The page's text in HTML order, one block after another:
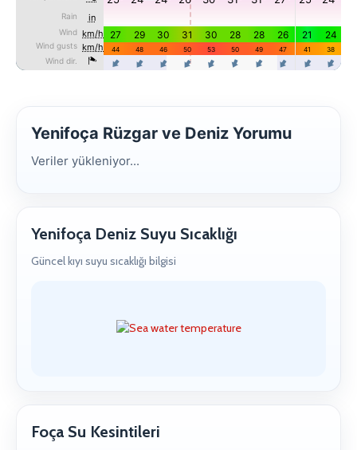
Yenifoça Rüzgar ve Deniz Yorumu
Veriler yükleniyor...
Yenifoça Deniz Suyu Sıcaklığı
Güncel kıyı suyu sıcaklığı bilgisi
Foça Su Kesintileri